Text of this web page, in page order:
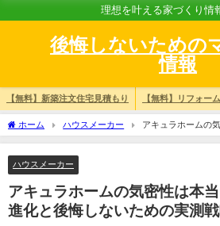
理想を叶える家づくり情
後悔しないための
情報
【無料】新築注文住宅見積もり 【無料】リフォー
ホーム ハウスメーカー
アキュラホームの
化と後悔しないための実測戦略
ハウスメーカー
アキュラホームの気密性は本
進化と後悔しないための実測